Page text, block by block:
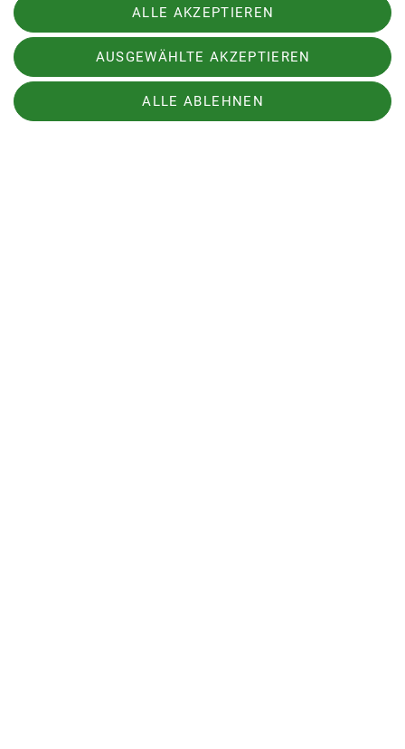
ALLE AKZEPTIEREN
AUSGEWÄHLTE AKZEPTIEREN
ALLE ABLEHNEN